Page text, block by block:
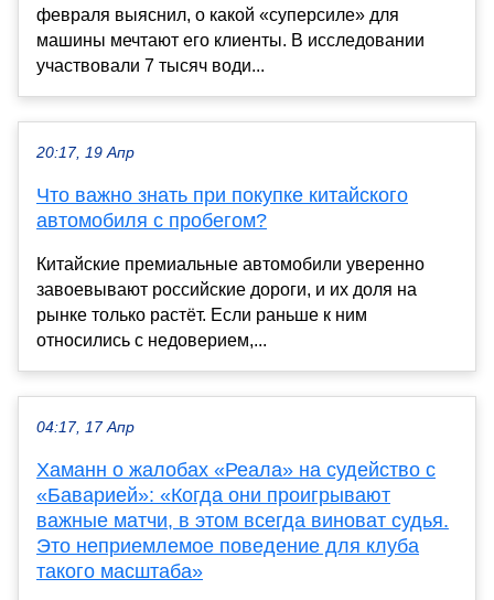
февраля выяснил, о какой «суперсиле» для
машины мечтают его клиенты. В исследовании
участвовали 7 тысяч води...
20:17, 19 Апр
Что важно знать при покупке китайского
автомобиля с пробегом?
Китайские премиальные автомобили уверенно
завоевывают российские дороги, и их доля на
рынке только растёт. Если раньше к ним
относились с недоверием,...
04:17, 17 Апр
Хаманн о жалобах «Реала» на судейство с
«Баварией»: «Когда они проигрывают
важные матчи, в этом всегда виноват судья.
Это неприемлемое поведение для клуба
такого масштаба»